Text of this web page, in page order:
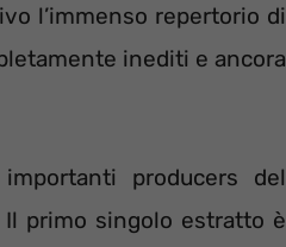
l’immenso repertorio di
inediti e ancora
producers del
Il primo singolo estratto è